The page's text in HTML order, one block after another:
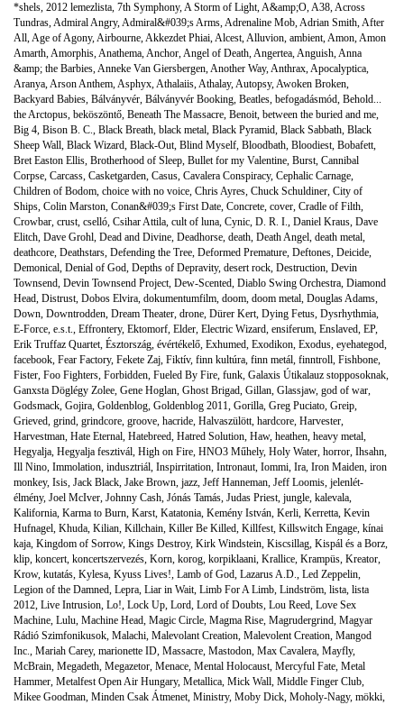
*shels, 2012 lemezlista, 7th Symphony,A Storm of Light,A&amp;O,A38,Across
Tundras,Admiral Angry,Admiral&#039;s Arms,Adrenaline Mob,Adrian Smith,After
All,Age of Agony,Airbourne,Akkezdet Phiai,Alcest,Alluvion, ambient,Amon,Amon
Amarth,Amorphis,Anathema,Anchor,Angel of Death,Angertea,Anguish,Anna
&amp; the Barbies,Anneke Van Giersbergen,Another Way,Anthrax,Apocalyptica,
Aranya,Arson Anthem,Asphyx,Athalaiis,Athalay,Autopsy,Awoken Broken,
Backyard Babies, Bálványvér, Bálványvér Booking, Beatles, befogadásmód, Behold...
the Arctopus, beköszöntő, Beneath The Massacre, Benoit, between the buried and me,
Big 4, Bison B. C., Black Breath, black metal, Black Pyramid, Black Sabbath, Black
Sheep Wall, Black Wizard, Black-Out, Blind Myself, Bloodbath, Bloodiest, Bobafett,
Bret Easton Ellis, Brotherhood of Sleep, Bullet for my Valentine, Burst, Cannibal
Corpse, Carcass, Casketgarden, Casus, Cavalera Conspiracy, Cephalic Carnage,
Children of Bodom, choice with no voice, Chris Ayres, Chuck Schuldiner, City of
Ships, Colin Marston, Conan&#039;s First Date, Concrete, cover, Cradle of Filth,
Crowbar, crust, cselló, Csihar Attila, cult of luna, Cynic, D. R. I., Daniel Kraus, Dave
Elitch, Dave Grohl, Dead and Divine, Deadhorse, death, Death Angel, death metal,
deathcore, Deathstars, Defending the Tree, Deformed Premature, Deftones, Deicide,
Demonical, Denial of God, Depths of Depravity, desert rock, Destruction, Devin
Townsend, Devin Townsend Project, Dew-Scented, Diablo Swing Orchestra, Diamond
Head, Distrust, Dobos Elvira, dokumentumfilm, doom, doom metal, Douglas Adams,
Down, Downtrodden, Dream Theater, drone, Dürer Kert, Dying Fetus, Dysrhythmia,
E-Force, e.s.t., Effrontery, Ektomorf, Elder, Electric Wizard, ensiferum, Enslaved, EP,
Erik Truffaz Quartet, Észtország, évértékelő, Exhumed, Exodikon, Exodus, eyehategod,
facebook, Fear Factory, Fekete Zaj, Fiktív, finn kultúra, finn metál, finntroll, Fishbone,
Fister, Foo Fighters, Forbidden, Fueled By Fire, funk, Galaxis Útikalauz stopposoknak,
Ganxsta Döglégy Zolee, Gene Hoglan, Ghost Brigad, Gillan, Glassjaw, god of war,
Godsmack, Gojira, Goldenblog, Goldenblog 2011, Gorilla, Greg Puciato, Greip,
Grieved, grind, grindcore, groove, hacride, Halvaszülött, hardcore, Harvester,
Harvestman, Hate Eternal, Hatebreed, Hatred Solution, Haw, heathen, heavy metal,
Hegyalja, Hegyalja fesztivál, High on Fire, HNO3 Műhely, Holy Water, horror, Ihsahn,
Ill Nino, Immolation, indusztriál, Inspirritation, Intronaut, Iommi, Ira, Iron Maiden, iron
monkey, Isis, Jack Black, Jake Brown, jazz, Jeff Hanneman, Jeff Loomis, jelenlét-
élmény, Joel McIver, Johnny Cash, Jónás Tamás, Judas Priest, jungle, kalevala,
Kalifornia, Karma to Burn, Karst, Katatonia, Kemény István, Kerli, Kerretta, Kevin
Hufnagel, Khuda, Kilian, Killchain, Killer Be Killed, Killfest, Killswitch Engage, kínai
kaja, Kingdom of Sorrow, Kings Destroy, Kirk Windstein, Kiscsillag, Kispál és a Borz,
klip, koncert, koncertszervezés, Korn, korog, korpiklaani, Krallice, Krampüs, Kreator,
Krow, kutatás, Kylesa, Kyuss Lives!, Lamb of God, Lazarus A.D., Led Zeppelin,
Legion of the Damned, Lepra, Liar in Wait, Limb For A Limb, Lindström, lista, lista
2012, Live Intrusion, Lo!, Lock Up, Lord, Lord of Doubts, Lou Reed, Love Sex
Machine, Lulu, Machine Head, Magic Circle, Magma Rise, Magrudergrind, Magyar
Rádió Szimfonikusok, Malachi, Malevolant Creation, Malevolent Creation, Mangod
Inc., Mariah Carey, marionette ID, Massacre, Mastodon, Max Cavalera, Mayfly,
McBrain, Megadeth, Megazetor, Menace, Mental Holocaust, Mercyful Fate, Metal
Hammer, Metalfest Open Air Hungary, Metallica, Mick Wall, Middle Finger Club,
Mikee Goodman, Minden Csak Átmenet, Ministry, Moby Dick, Moholy-Nagy, mökki,